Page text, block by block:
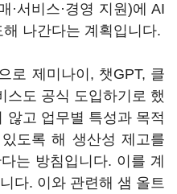
·서비스·경영 지원)에 AI
나간다는 계획입니다.
로 제미나이 , 챗GPT, 클
스도 공식 도입하기로 했
않고 업무별 특성과 목적
도록 해 생산성 제고를
는 방침입니다. 이를 계
다. 이와 관련해 샘 올트